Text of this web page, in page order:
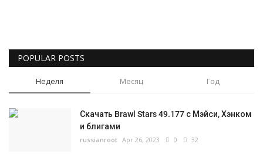
POPULAR POSTS
Неделя Месяц Год
Скачать Brawl Stars 49.177 с Мэйси, Хэнком
и блигами
russianroot Apr 26, 2023 0 32